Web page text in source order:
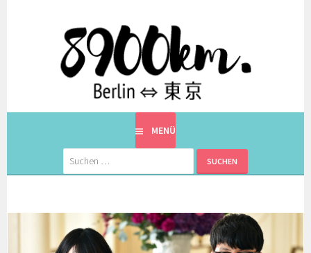
8900KM. BERLIN ⇔ 東京
EINE BERLINERIN IN JAPAN. MIT EINEM JAPANER.
MENÜ
Suchen
nach: